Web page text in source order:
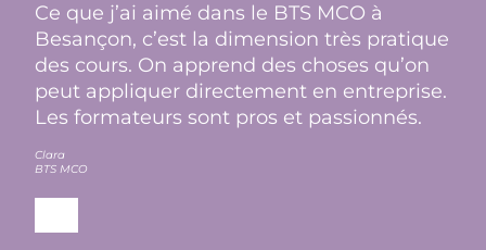
Ce que j’ai aimé dans le BTS MCO à
Besançon, c’est la dimension très pratique
des cours. On apprend des choses qu’on
peut appliquer directement en entreprise.
Les formateurs sont pros et passionnés.
Clara
BTS MCO